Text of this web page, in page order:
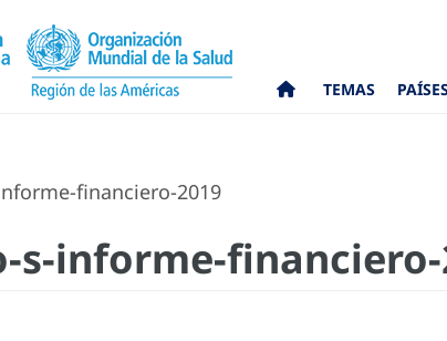
TEMAS
financiero-2019
s-informe-